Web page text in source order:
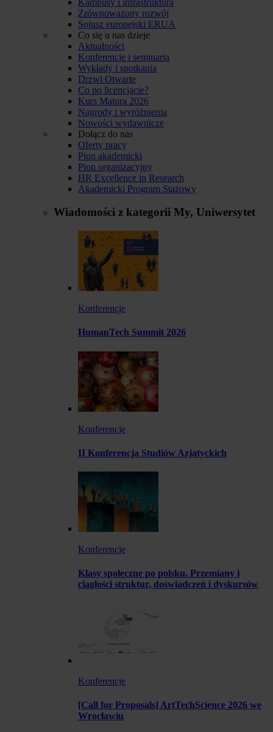
Zrównoważony rozwój
Sojusz europejski ERUA
Co się u nas dzieje
Aktualności
Konferencje i seminaria
Wykłady i spotkania
Drzwi Otwarte
Co po licencjacie?
Kurs Matura 2026
Nagrody i wyróżnienia
Nowości wydawnicze
Dołącz do nas
Oferty pracy
Pion akademicki
Pion organizacyjny
HR Excellence in Research
Akademicki Program Stażowy
Wiadomości z kategorii My, Uniwersytet
Konferencje
HumanTech Summit 2026
Konferencje
II Konferencja Studiów Azjatyckich
Konferencje
Klasy społeczne po polsku. Przemiany i
ciągłości struktur, doświadczeń i dyskursów
Konferencje
[Call for Proposals] ArtTechScience 2026 we
Wrocławiu